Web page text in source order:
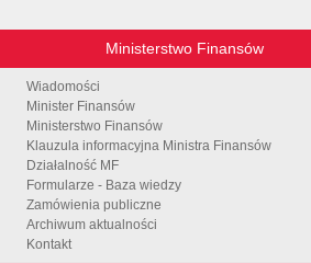
Ministerstwo Finansów
Wiadomości
Minister Finansów
Ministerstwo Finansów
Klauzula informacyjna Ministra Finansów
Działalność MF
Formularze - Baza wiedzy
Zamówienia publiczne
Archiwum aktualności
Kontakt